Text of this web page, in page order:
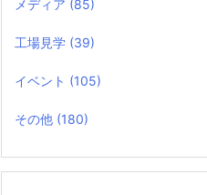
メディア (85)
工場見学 (39)
イベント (105)
その他 (180)